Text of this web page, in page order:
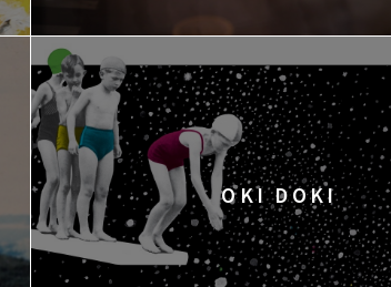
OKI DOKI